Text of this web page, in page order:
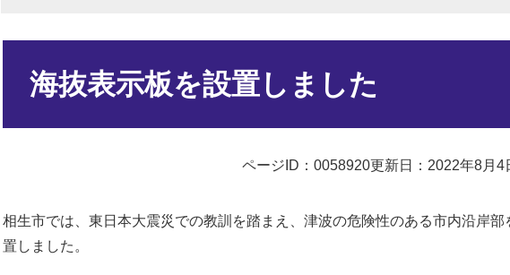
海抜表示板を設置しました
ページID：0058920更新日：2022年8月4
相生市では、東日本大震災での教訓を踏まえ、津波の危険性のある市内沿岸
置しました。